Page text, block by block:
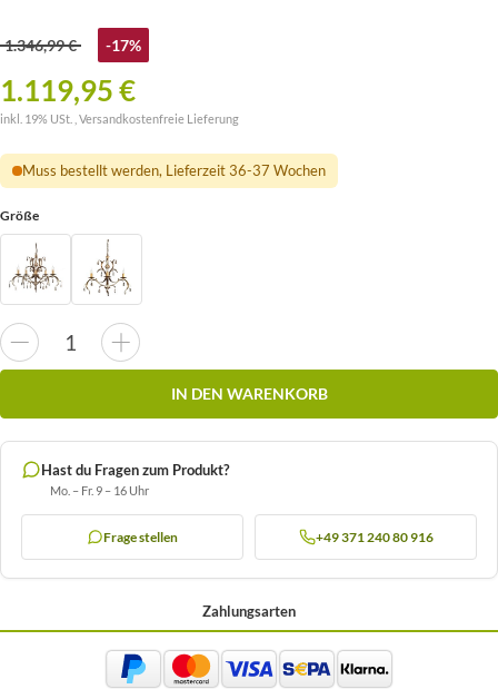
1.346,99 € -17%
1.119,95 €
inkl. 19% USt. , Versandkostenfreie Lieferung
Muss bestellt werden, Lieferzeit 36-37 Wochen
Größe
IN DEN WARENKORB
Hast du Fragen zum Produkt?
Mo. – Fr. 9 – 16 Uhr
Frage stellen +49 371 240 80 916
Zahlungsarten